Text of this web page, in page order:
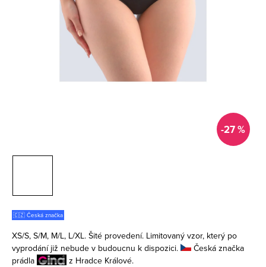
-27 %
🇨🇿 Česká značka
XS/S, S/M, M/L, L/XL. Šité provedení. Limitovaný vzor, který po
vyprodání již nebude v budoucnu k dispozici.
Česká značka
prádla
z Hradce Králové.